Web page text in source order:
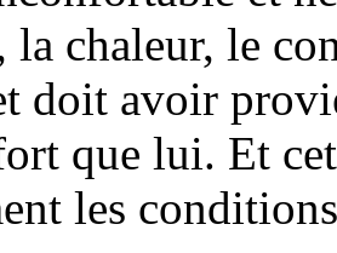
la chaleur, le
doit avoir
que lui. Et
les